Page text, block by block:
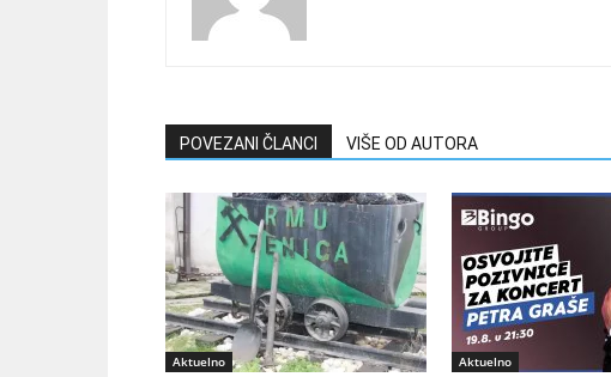
POVEZANI ČLANCI VIŠE OD AUTORA
Aktuelno Aktuelno